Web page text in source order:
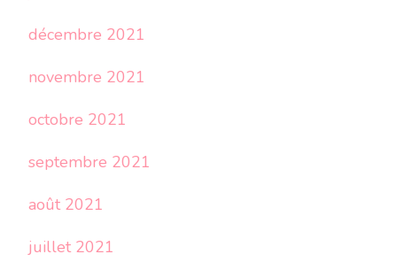
décembre 2021
novembre 2021
octobre 2021
septembre 2021
août 2021
juillet 2021